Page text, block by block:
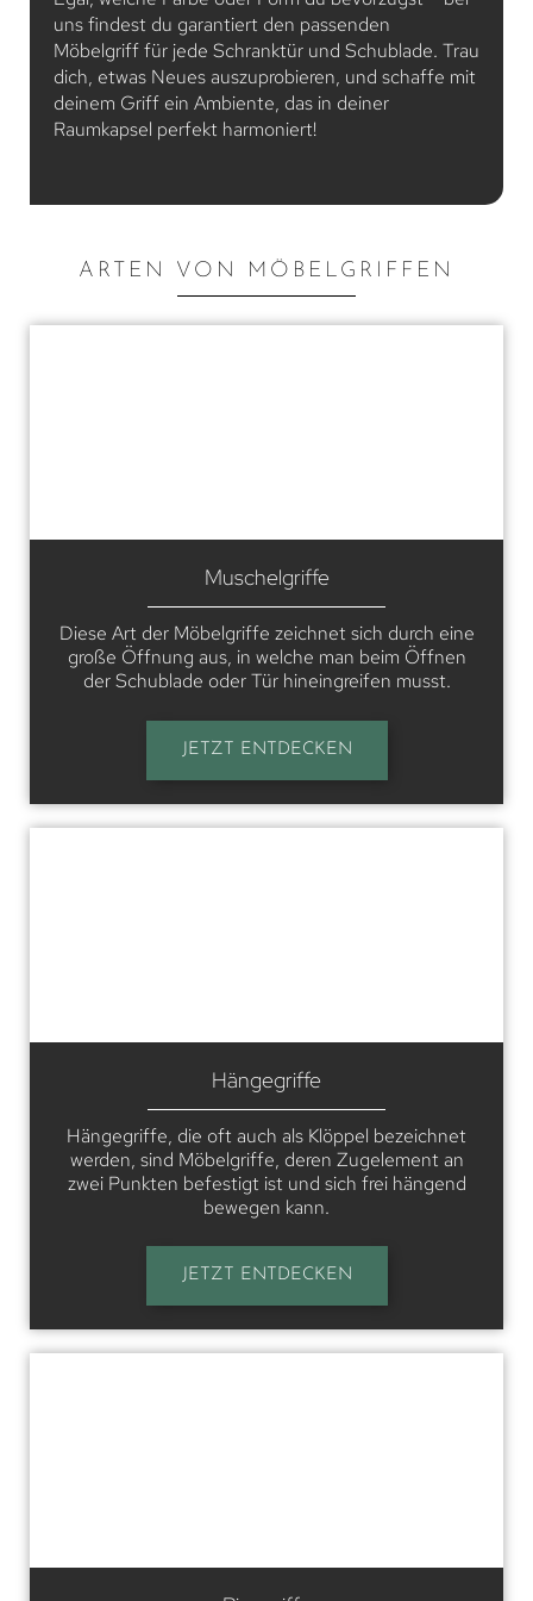
uns findest du garantiert den passenden
Möbelgriff für jede Schranktür und Schublade. Trau
dich, etwas Neues auszuprobieren, und schaffe mit
deinem Griff ein Ambiente, das in deiner
Raumkapsel perfekt harmoniert!
ARTEN VON MÖBELGRIFFEN
Muschelgriffe
Diese Art der Möbelgriffe zeichnet sich durch eine
große Öffnung aus, in welche man beim Öffnen
der Schublade oder Tür hineingreifen musst.
JETZT ENTDECKEN
Hängegriffe
Hängegriffe, die oft auch als Klöppel bezeichnet
werden, sind Möbelgriffe, deren Zugelement an
zwei Punkten befestigt ist und sich frei hängend
bewegen kann.
JETZT ENTDECKEN